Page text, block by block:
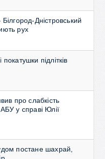
Дністровський
рух
підлітків
про слабкість
у справі Юлії
постане шахрай,